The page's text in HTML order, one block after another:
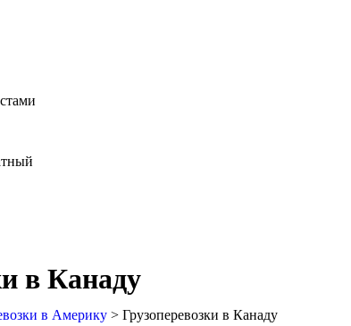
в Канаду
в Америку > Грузоперевозки в Канаду